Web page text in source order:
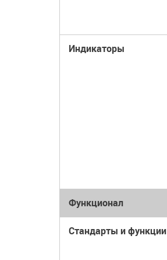
Индикаторы
Функционал
Стандарты и функции